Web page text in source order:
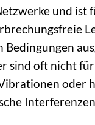
und ist
Bedingungen
sind oft nicht
oder